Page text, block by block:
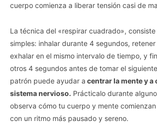
cuerpo comienza a liberar tensión casi de
La técnica del «respirar cuadrado»,
simples: inhalar durante 4 segundos,
exhalar en el mismo intervalo de tiempo, y
otros 4 segundos antes de tomar el
patrón puede ayudar a centrar la mente y a
sistema nervioso. Prácticalo durante
observa cómo tu cuerpo y mente
con un ritmo más pausado y sereno.